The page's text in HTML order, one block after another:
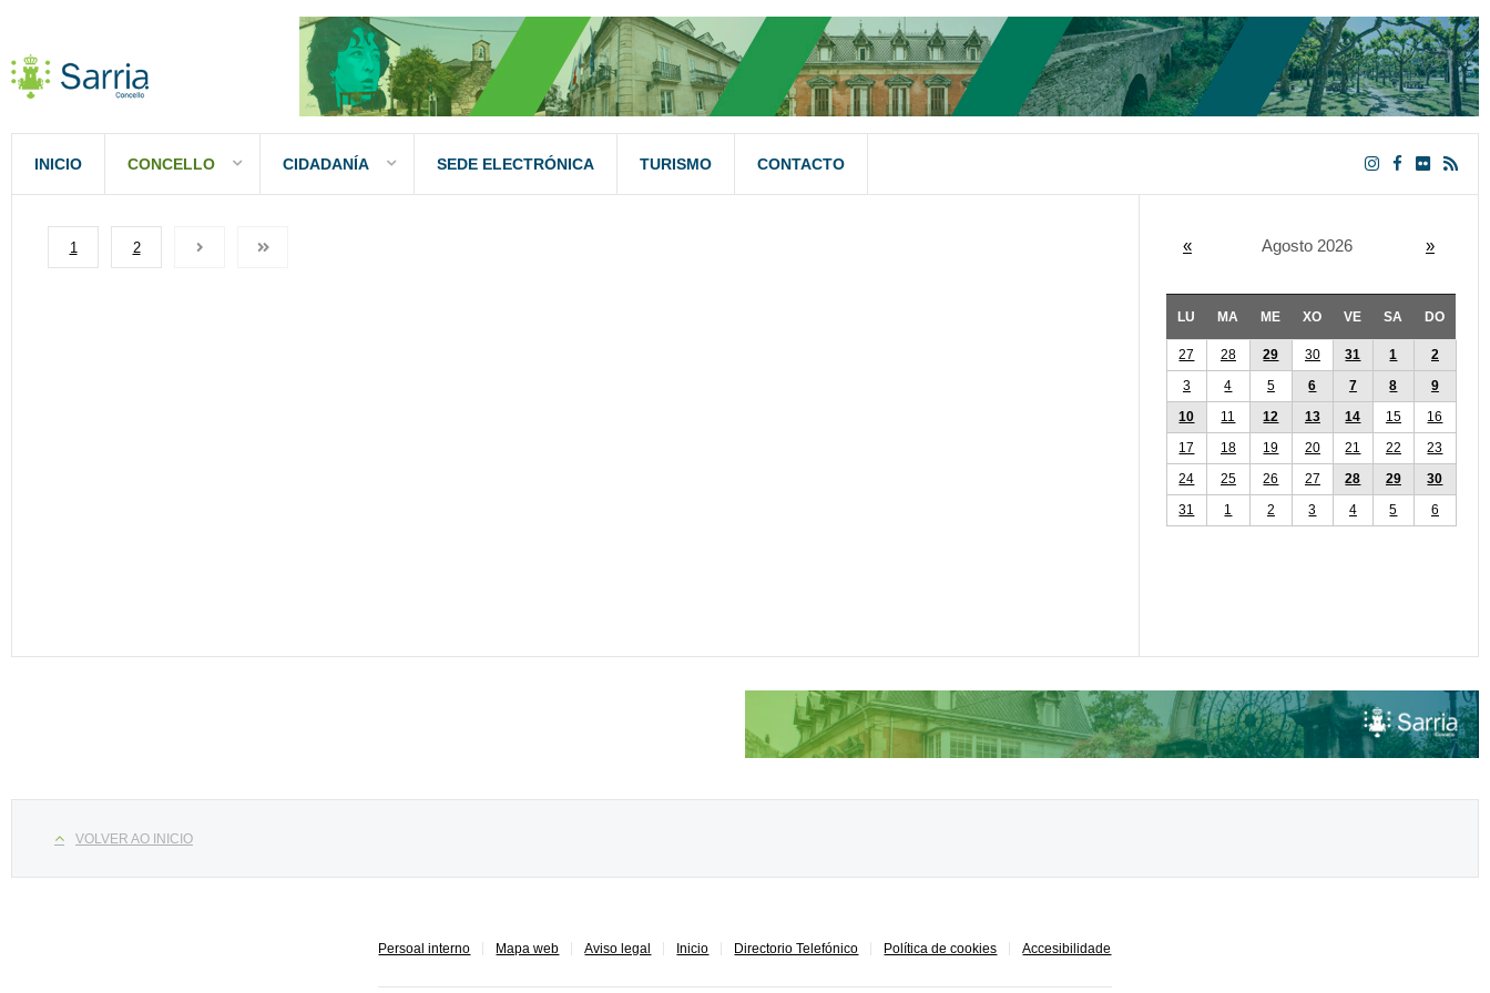
INICIO CONCELLO CIDADANÍA SEDE ELECTRÓNICA TURISMO CONTACTO
1 2 « Agosto 2026 »
LU MA ME XO VE SA DO
27 28 29 30 31 1
2
3
4 5 6 7 8
9
10
11 12 13 14 15
16
17
18 19 20 21 22
23
24
25 26 27 28 29
30
31
1 2 3 4 5 6
VOLVER AO INICIO
Persoal interno Mapa web Aviso legal Inicio Directorio Telefónico Política de cookies Accesibilidade